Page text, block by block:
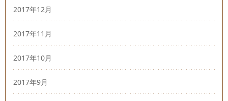
2017年12月
2017年11月
2017年10月
2017年9月